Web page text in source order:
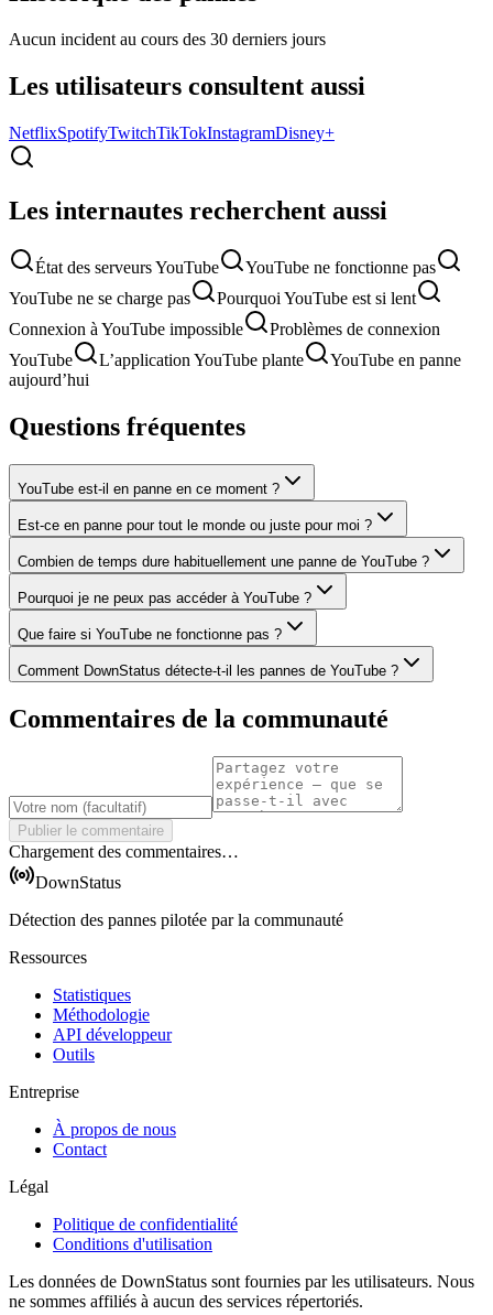
Aucun incident au cours des 30 derniers jours
Les utilisateurs consultent aussi
NetflixSpotifyTwitchTikTokInstagramDisney+
Les internautes recherchent aussi
État des serveurs YouTube
YouTube ne fonctionne pas
YouTube ne se charge pas
Pourquoi YouTube est si lent
Connexion à YouTube impossible
Problèmes de connexion
YouTube
L’application YouTube plante
YouTube en panne
aujourd’hui
Questions fréquentes
YouTube est-il en panne en ce moment ?
Est-ce en panne pour tout le monde ou juste pour moi ?
Combien de temps dure habituellement une panne de YouTube ?
Pourquoi je ne peux pas accéder à YouTube ?
Que faire si YouTube ne fonctionne pas ?
Comment DownStatus détecte-t-il les pannes de YouTube ?
Commentaires de la communauté
Publier le commentaire
Chargement des commentaires…
DownStatus
Détection des pannes pilotée par la communauté
Ressources
Statistiques
Méthodologie
API développeur
Outils
Entreprise
À propos de nous
Contact
Légal
Politique de confidentialité
Conditions d'utilisation
Les données de DownStatus sont fournies par les utilisateurs. Nous
ne sommes affiliés à aucun des services répertoriés.